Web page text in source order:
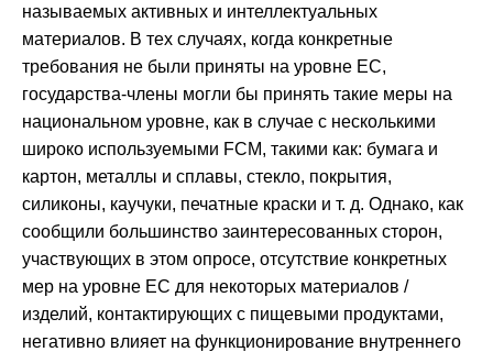
называемых активных и интеллектуальных
материалов. В тех случаях, когда конкретные
требования не были приняты на уровне ЕС,
государства-члены могли бы принять такие меры на
национальном уровне, как в случае с несколькими
широко используемыми FCM, такими как: бумага и
картон, металлы и сплавы, стекло, покрытия,
силиконы, каучуки, печатные краски и т. д. Однако, как
сообщили большинство заинтересованных сторон,
участвующих в этом опросе, отсутствие конкретных
мер на уровне ЕС для некоторых материалов /
изделий, контактирующих с пищевыми продуктами,
негативно влияет на функционирование внутреннего